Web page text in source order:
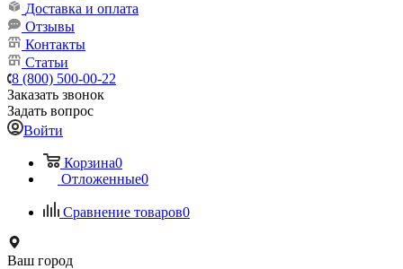
Доставка и оплата
Отзывы
Контакты
Статьи
8 (800) 500-00-22
Заказать звонок
Задать вопрос
Войти
Корзина0
Отложенные0
Сравнение товаров0
Ваш город